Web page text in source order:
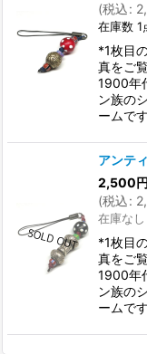
(税込:
在庫数 1
*1枚目
真をご
1900年
ン族の
ームで
アンテ
2,500円
(税込:
在庫なし
*1枚目
真をご
1900年
ン族の
ームで